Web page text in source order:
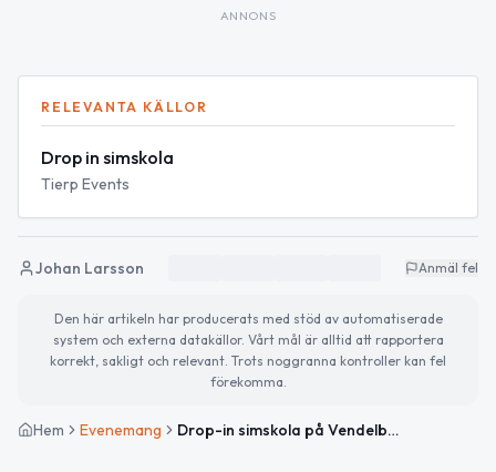
ANNONS
RELEVANTA KÄLLOR
Drop in simskola
Tierp Events
Johan Larsson Anmäl fel
Den här artikeln har producerats med stöd av automatiserade
system och externa datakällor. Vårt mål är alltid att rapportera
korrekt, sakligt och relevant. Trots noggranna kontroller kan fel
förekomma.
Hem Evenemang Drop-in simskola på Vendelbadet